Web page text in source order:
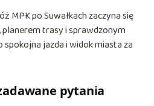
MPK po Suwałkach zaczyna się
planerem trasy i sprawdzonym
jazda i widok miasta za
pytania